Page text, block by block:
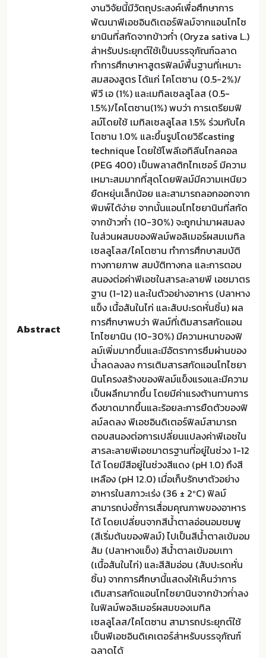
Abstract
งานวิจัยนี้มีวัตถุประสงค์เพื่อศึกษาการ
พัฒนาพีเอชอินดิเตอร์ฟิลม์จากแอนโทไซ
ยานินที่สกัดจากข้าวก่ำ (Oryza sativa L.)
ส่าหรับประยุกต์ใช้เป็นบรรจุภัณฑ์ฉลาด
ทำการศึกษาหาสูตรฟิลม์พื้นฐานที่เหมาะ
สมสองสูตร ได้แก่ ไคโตซาน (0.5-2%)/
พีวี เอ (1%) และเมทิลเซลลูโลส (0.5-
1.5%)/ไคโตซาน(1%) พบว่า การเตรียมฟิ
ลม์โดยใช้ เมทิลเซลลูโลส 1.5% ร่วมกับไค
โตซาน 1.0% และขึ้นรูปโดยวิธีcasting
technique โดยใช้โพลีเอทิลีนไกลคอล
(PEG 400) เป็นพลาสติกไทเซอร์ มีความ
เหมาะสมมากที่สุดโดยฟิลม์มีความเหนียว
ยืดหยุ่นเล็กน้อย และสามารถลอกออกจาก
พิมพ์ได้ง่าย จากนั้นแอนโทไซยานินที่สกัด
จากข้าวก่ำ (10-30%) จะถูกน่ามาผสมลง
ในส่วนผสมของฟิลม์พอลิเมอร์ผสมเมทิล
เซลลูโลส/ไคโตซาน ทำการศึกษาสมบัติ
ทางกายภาพ สมบัติทางกล และการตอบ
สนองต่อค่าพีเอชในสารละลายพี เอชมาตร
ฐาน (1-12) และในตัวอย่างอาหาร (ปลาหาง
แข็ง เนื้อสันในไก่ และสับปะรดหั่นชิ้น) ผล
การศึกษาพบว่า ฟิลม์ที่เติมสารสกัดแอน
โทไซยานิน (10-30%) มีความหนาของฟิ
ลม์เพิ่มมากขึ้นและมีอัตราการซึมผ่านของ
น้ำลดลงลง การเติมสารสกัดแอนโทไซยา
นินโครงสร้างของฟิลม์แข็งแรงและมีความ
เป็นผลึกมากขึ้น โดยมีค่าแรงต้านทานการ
ดึงขาดมากขึ้นและร้อยละการยืดตัวของฟิ
ลม์ลดลง พีเอชอินดิเตอร์ฟิลม์สามารถ
ตอบสนองต่อการเปลี่ยนแปลงค่าพีเอชใน
สารละลายพีเอชมาตรฐานที่อยู่ในช่วง 1-12
ได้ โดยมีสีอยู่ในช่วงสีแดง (pH 1.0) ถึงสี
เหลือง (pH 12.0) เมื่อเก็บรักษาตัวอย่าง
อาหารในสภาวะเร่ง (36 ± 2ºC) ฟิลม์
สามารถบ่งชี้การเสื่อมคุณภาพของอาหาร
ได้ โดยเปลี่ยนจากสีน้ำตาลอ่อนอมชมพู
(สีเริ่มต้นของฟิลม์) ไปเป็นสีน้ำตาลเข้มอม
ส้ม (ปลาหางแข็ง) สีน้ำตาลเข้มอมเทา
(เนื้อสันในไก่) และสีส้มอ่อน (สับปะรดหั่น
ชิ้น) จากการศึกษานี้แสดงให้เห็นว่าการ
เติมสารสกัดแอนโทไซยานินจากข้าวก่่าลง
ในฟิลม์พอลิเมอร์ผสมของเมทิล
เซลลูโลส/ไคโตซาน สามารถประยุกต์ใช้
เป็นพีเอชอินดิเคเตอร์ส่าหรับบรรจุภัณฑ์
ฉลาดได้